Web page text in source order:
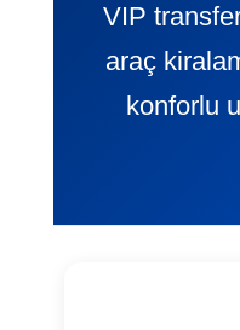
VIP
araç
konforlu